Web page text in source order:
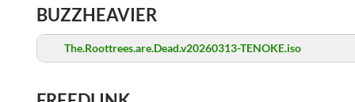
BUZZHEAVIER
The.Roottrees.are.Dead.v20260313-TENOKE.iso